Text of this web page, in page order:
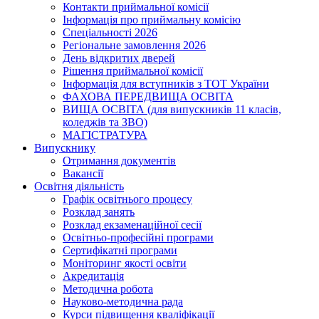
Контакти приймальної комісії
Інформація про приймальну комісію
Спеціальності 2026
Регіональне замовлення 2026
День відкритих дверей
Рішення приймальної комісії
Інформація для вступників з ТОТ України
ФАХОВА ПЕРЕДВИЩА ОСВІТА
ВИЩА ОСВІТА (для випускників 11 класів,
коледжів та ЗВО)
МАГІСТРАТУРА
Випускнику
Отримання документів
Вакансії
Освітня діяльність
Графік освітнього процесу
Розклад занять
Розклад екзаменаційної сесії
Освітньо-професійні програми
Сертифікатні програми
Моніторинг якості освіти
Акредитація
Методична робота
Науково-методична рада
Курси підвищення кваліфікації